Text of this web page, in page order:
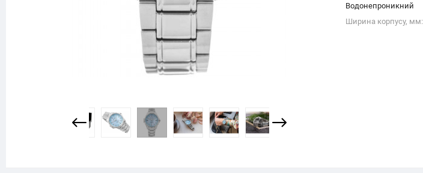
Водонепроникний
Ширина корпусу, мм: